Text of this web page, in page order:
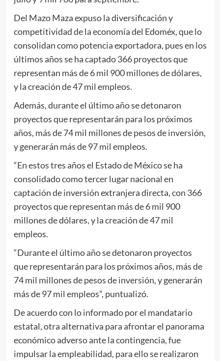
Del Mazo Maza expuso la diversificación y
competitividad de la economía del Edoméx, que lo
consolidan como potencia exportadora, pues en los
últimos años se ha captado 366 proyectos que
representan más de 6 mil 900 millones de dólares,
y la creación de 47 mil empleos.
Además, durante el último año se detonaron
proyectos que representarán para los próximos
años, más de 74 mil millones de pesos de inversión,
y generarán más de 97 mil empleos.
“En estos tres años el Estado de México se ha
consolidado como tercer lugar nacional en
captación de inversión extranjera directa, con 366
proyectos que representan más de 6 mil 900
millones de dólares, y la creación de 47 mil
empleos.
“Durante el último año se detonaron proyectos
que representarán para los próximos años, más de
74 mil millones de pesos de inversión, y generarán
más de 97 mil empleos”, puntualizó.
De acuerdo con lo informado por el mandatario
estatal, otra alternativa para afrontar el panorama
económico adverso ante la contingencia, fue
impulsar la empleabilidad, para ello se realizaron